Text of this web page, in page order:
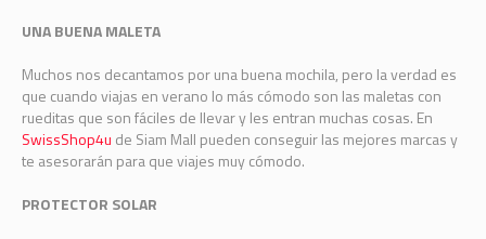
UNA BUENA MALETA
Muchos nos decantamos por una buena mochila, pero la verdad es
que cuando viajas en verano lo más cómodo son las maletas con
rueditas que son fáciles de llevar y les entran muchas cosas. En
SwissShop4u de Siam Mall pueden conseguir las mejores marcas y
te asesorarán para que viajes muy cómodo.
PROTECTOR SOLAR